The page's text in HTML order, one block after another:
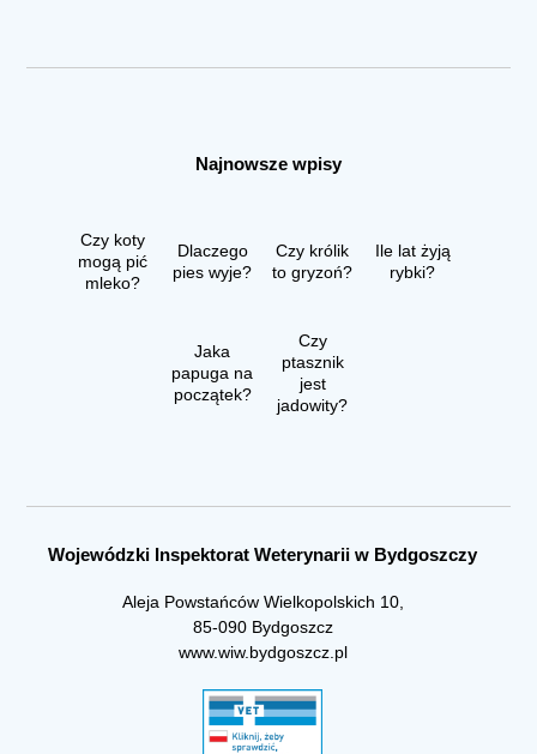
Najnowsze wpisy
Czy koty
mogą pić
mleko?
Dlaczego
pies wyje?
Czy królik
to gryzoń?
Ile lat żyją
rybki?
Jaka
papuga na
początek?
Czy
ptasznik
jest
jadowity?
Wojewódzki Inspektorat Weterynarii w Bydgoszczy
Aleja Powstańców Wielkopolskich 10,
85-090 Bydgoszcz
www.wiw.bydgoszcz.pl